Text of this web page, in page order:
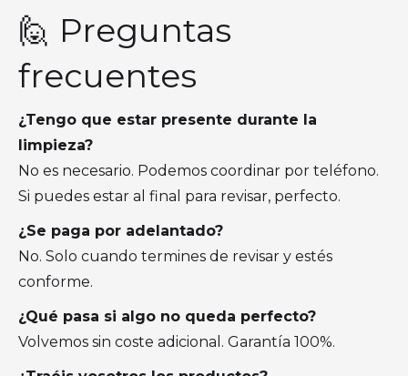
🙋 Preguntas
frecuentes
¿Tengo que estar presente durante la
limpieza?
No es necesario. Podemos coordinar por teléfono.
Si puedes estar al final para revisar, perfecto.
¿Se paga por adelantado?
No. Solo cuando termines de revisar y estés
conforme.
¿Qué pasa si algo no queda perfecto?
Volvemos sin coste adicional. Garantía 100%.